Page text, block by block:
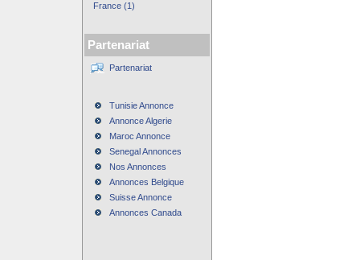
France (1)
Partenariat
Partenariat
Tunisie Annonce
Annonce Algerie
Maroc Annonce
Senegal Annonces
Nos Annonces
Annonces Belgique
Suisse Annonce
Annonces Canada